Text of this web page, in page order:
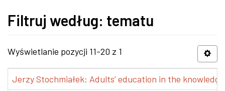
Filtruj według: tematu
Wyświetlanie pozycji 11-20 z 1
Jerzy Stochmiałek: Adults’ education in the